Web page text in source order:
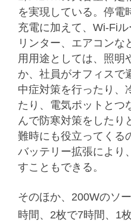
を実現している。停電
充電に加えて、Wi-Fi
リンター、エアコンな
用用途としては、照明
か、社員がオフィスで
中症対策を行ったり、
たり、電気ポットとつ
んで防寒対策をしたり
難時にも役立ってくる
バッテリー拡張により
すこともできる。
そのほか、200Wのソ
時間、2枚で7時間、1